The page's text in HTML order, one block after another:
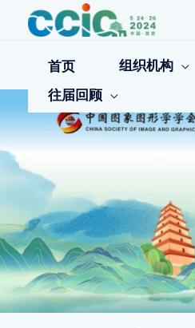
首页 组织机构
往届回顾